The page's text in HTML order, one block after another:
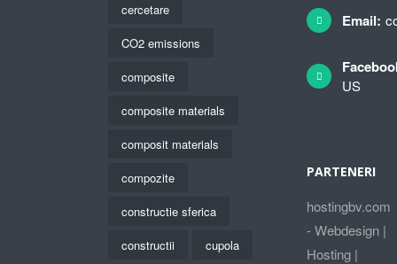
cercetare
CO2 emissions
composite
composite materials
composit materials
compozite
constructie sferica
constructii
cupola
Email:
US
PARTENERI
hostingbv.com
- Webdesign |
Hosting |